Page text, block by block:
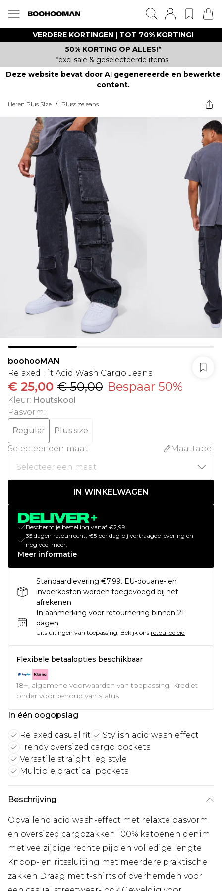
VERDERE KORTINGEN | TOT 70% KORTING!
50% KORTING OP ALLES!*
*excl sale & geselecteerde items.
Deze website bevat door AI gegenereerde en bewerkte
content.
Heren Plus Size / Plussizejeans
boohooMAN
Relaxed Fit Acid Wash Cargo Jeans
€ 25,00 € 50,00 Bespaar 50%
Kleur: Houtskool
Pasvorm:
Regular
Plus size
Selecteer een maat: Maattabel
IN WINKELWAGEN
Bescherm je bestelling vanaf €2,99.
35 dagen retourrecht, €5 per dag bij vertraagde levering en
nog veel meer.
Meer informatie
Standaardlevering €7.99. EU-douane- en
invoerkosten worden toegevoegd bij het
afrekenen
In aanmerking voor retournering binnen 21
dagen
Uitsluitingen van toepassing. Bekijk ons retourbeleid
Flexibele betaalopties beschikbaar
18+, algemene voorwaarden van toepassing. Krediet
onder voorbehoud van status
In één oogopslag
Relaxed casual fit
Stylish acid wash effect
Trendy oversized cargo pockets
Versatile straight leg style
Multiple practical pockets
Beschrijving
Opvallend acid wash-effect met relaxte pasvorm
en oversized cargozakken 100% katoenen denim
met veelzijdige rechte pijp en volledige lengte
Knoop- en ritssluiting met meerdere praktische
zakken Draag met t-shirts of overhemden voor